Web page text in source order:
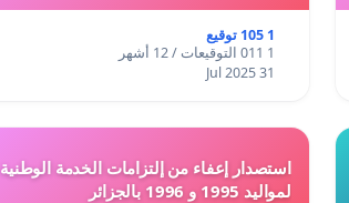
1 105 توقيع
1 011 التوقيعات / 12 أشهر
31 Jul 2025
استصدار إعفاء من إلتزامات الخدمة الوطنية
لمواليد 1995 و 1996 بالجزائر